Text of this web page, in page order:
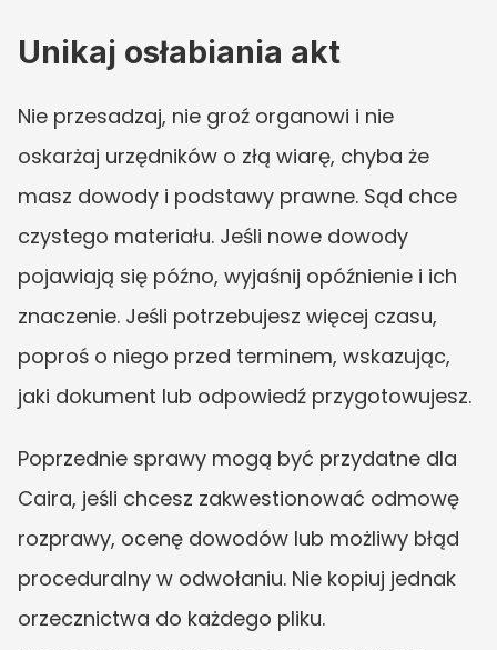
Unikaj osłabiania akt
Nie przesadzaj, nie groź organowi i nie
oskarżaj urzędników o złą wiarę, chyba że
masz dowody i podstawy prawne. Sąd chce
czystego materiału. Jeśli nowe dowody
pojawiają się późno, wyjaśnij opóźnienie i ich
znaczenie. Jeśli potrzebujesz więcej czasu,
poproś o niego przed terminem, wskazując,
jaki dokument lub odpowiedź przygotowujesz.
Poprzednie sprawy mogą być przydatne dla
Caira, jeśli chcesz zakwestionować odmowę
rozprawy, ocenę dowodów lub możliwy błąd
proceduralny w odwołaniu. Nie kopiuj jednak
orzecznictwa do każdego pliku.